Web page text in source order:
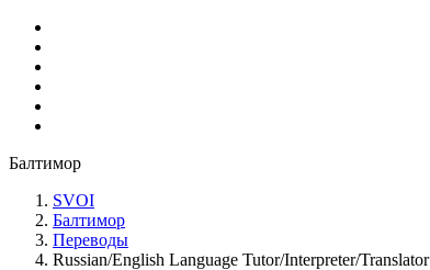
Балтимор
SVOI
Балтимор
Переводы
Russian/English Language Tutor/Interpreter/Translator